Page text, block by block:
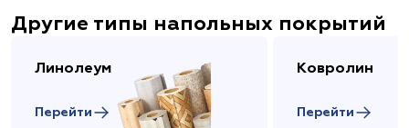
Другие типы напольных покрытий
Линолеум
Перейти
Ковролин
Перейти